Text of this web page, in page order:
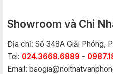
Showroom và Chi
Địa chỉ: Số 348A Giải Phóng,
Tel: 024.3668.6889 -
Email: